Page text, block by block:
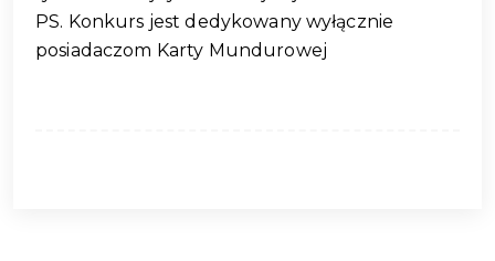
PS. Konkurs jest dedykowany wyłącznie
posiadaczom Karty Mundurowej